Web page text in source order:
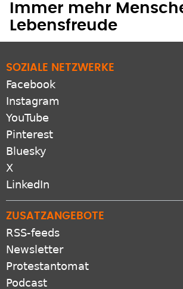
Immer mehr
Lebensfreude
SOZIALE NETZWERKE
Facebook
Instagram
YouTube
Pinterest
Bluesky
X
LinkedIn
ZUSATZANGEBOTE
RSS-feeds
Newsletter
Protestantomat
Podcast